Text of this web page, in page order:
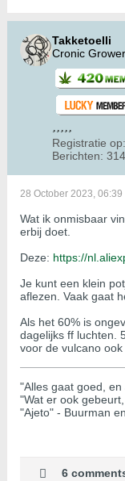
Takketoelli
Cronic Grower
Registratie op:
Berichten:
28 October 2023, 06:39
Wat ik onmisbaar
erbij doet.
Deze: https://
Je kunt een klein
aflezen. Vaak gaat
Als het 60% is
dagelijks ff luchten.
voor de vulcano
"Alles gaat goed,
"Wat er ook
"Ajeto" - Buurman
6